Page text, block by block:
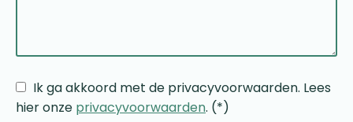
Ik ga akkoord met de privacyvoorwaarden. Lees
hier onze privacyvoorwaarden. (*)